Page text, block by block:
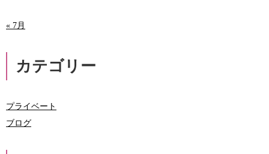
« 7月
カテゴリー
プライベート
ブログ